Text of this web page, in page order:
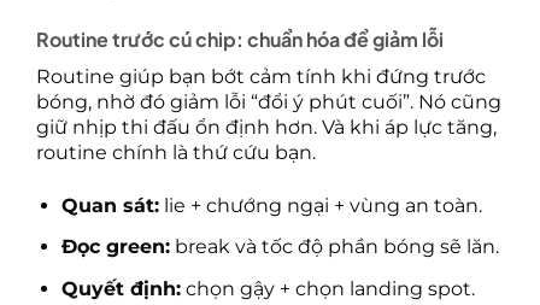
Routine trước cú chip: chuẩn hóa để giảm lỗi
Routine giúp bạn bớt cảm tính khi đứng trước
bóng, nhờ đó giảm lỗi “đổi ý phút cuối”. Nó cũng
giữ nhịp thi đấu ổn định hơn. Và khi áp lực tăng,
routine chính là thứ cứu bạn.
Quan sát:lie + chướng ngại + vùng an toàn.
Đọc green:break và tốc độ phần bóng sẽ lăn.
Quyết định:chọn gậy + chọn landing spot.